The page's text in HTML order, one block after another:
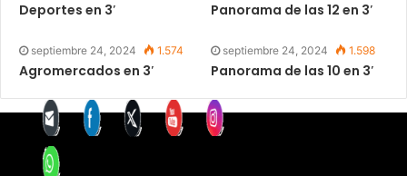
Deportes en 3′ Panorama de las 12 en 3′
septiembre 24, 2024 1.574
Agromercados en 3′
septiembre 24, 2024 1.598
Panorama de las 10 en 3′